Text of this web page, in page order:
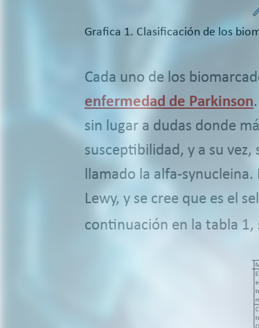
Grafica 1. Clasificación de los
Cada uno de los
enfermedad de Parkinson
sin lugar a dudas donde
susceptibilidad, y a su
llamado la alfa-
Lewy, y se cree que es el
continuación en la tabla 1,